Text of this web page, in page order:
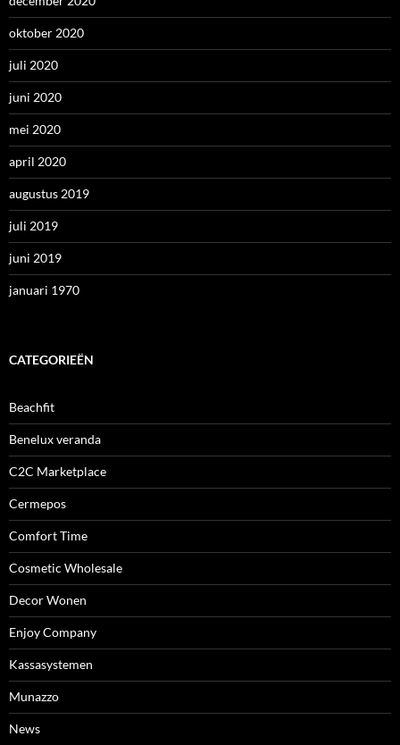
oktober 2020
juli 2020
juni 2020
mei 2020
april 2020
augustus 2019
juli 2019
juni 2019
januari 1970
CATEGORIEËN
Beachfit
Benelux veranda
C2C Marketplace
Cermepos
Comfort Time
Cosmetic Wholesale
Decor Wonen
Enjoy Company
Kassasystemen
Munazzo
News